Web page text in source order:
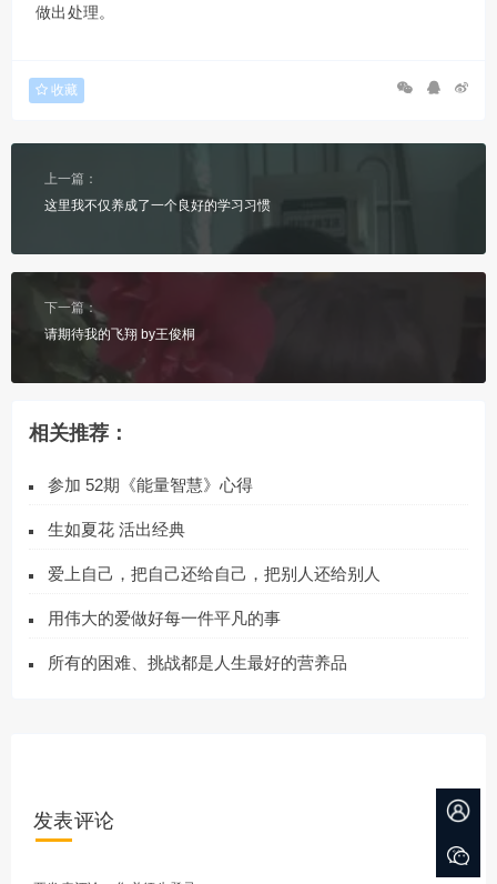
做出处理。
收藏
上一篇：
这里我不仅养成了一个良好的学习习惯
下一篇：
请期待我的飞翔 by王俊桐
相关推荐：
参加 52期《能量智慧》心得
生如夏花 活出经典
爱上自己，把自己还给自己，把别人还给别人
用伟大的爱做好每一件平凡的事
所有的困难、挑战都是人生最好的营养品
发表评论